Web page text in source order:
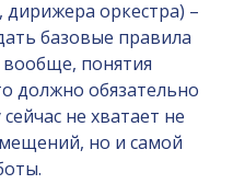
оркестра) –
базовые правила
понятия
должно обязательно
не хватает не
но и самой